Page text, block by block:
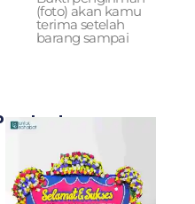
(foto) akan kamu
terima setelah
barang sampai
was:
is:
Rp1.299.000.